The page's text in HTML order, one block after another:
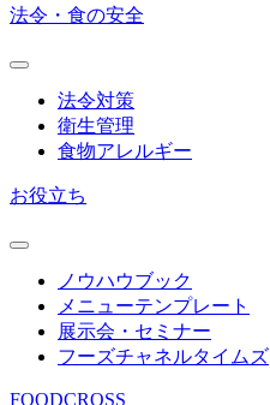
法令・食の安全
法令対策
衛生管理
食物アレルギー
お役立ち
ノウハウブック
メニューテンプレート
展示会・セミナー
フーズチャネルタイムズ
FOODCROSS